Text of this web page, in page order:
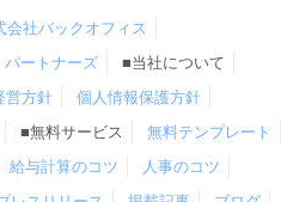
会社バックオフィス
ートナーズ
■当社について
営方針
個人情報保護方針
■無料サービス
無料テンプレート
給与計算のコツ
人事のコツ